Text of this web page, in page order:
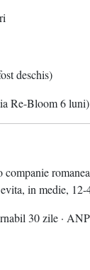
deschis)
Re-Bloom 6 luni)
in medie,
30 zile ·